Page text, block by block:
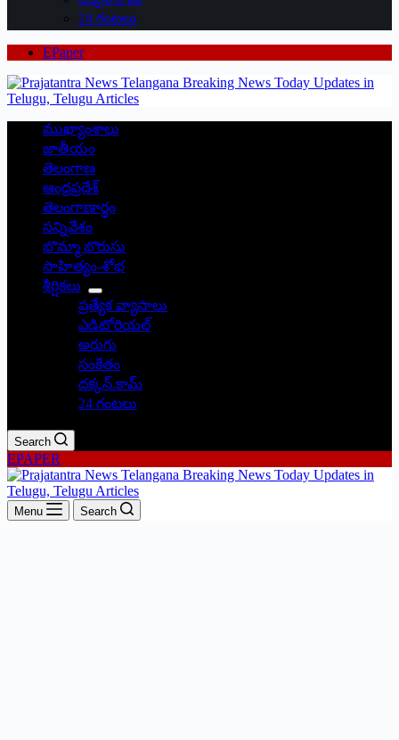
24 గంటలు
EPaper
ముఖ్యాంశాలు
జాతీయం
తెలంగాణ
ఆంధ్రప్రదేశ్
తెలంగాణార్థం
సన్నివేశం
బొమ్మా బొరుసు
సాహిత్యం-శోభ
శీర్షికలు
ప్రత్యేక వ్యాసాలు
ఎడిటోరియల్
అరుగు
సంకేతం
దక్కన్.కామ్
24 గంటలు
Search
EPAPER
Menu Search